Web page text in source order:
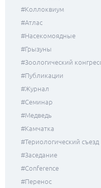
#коллоквиум
#атлас
#насекомоядные
#грызуны
#зоологический
#публикации
#журнал
#семинар
#медведь
#камчатка
#Териологический съезд
#заседание
#conference
#перенос